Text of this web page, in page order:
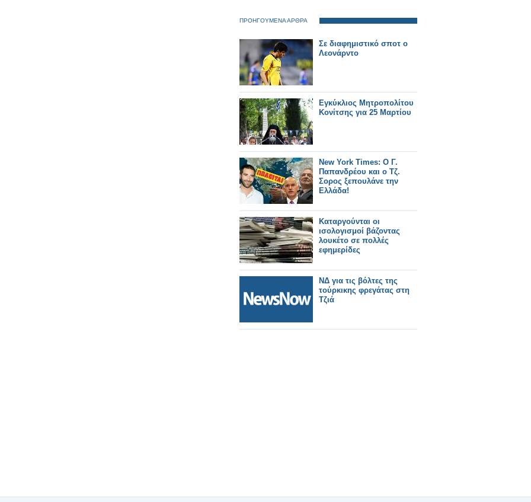
ΠΡΟΗΓΟΥΜΕΝΑ ΑΡΘΡΑ
Σε διαφημιστικό σποτ ο
Λεονάρντο
Εγκύκλιος Μητροπολίτου
Κονίτσης για 25 Μαρτίου
Νew York Times: O Γ.
Παπανδρέου και ο Τζ.
Σορος ξεπουλάνε την
Ελλάδα!
Καταργούνται οι
ισολογισμοί βάζοντας
λουκέτο σε πολλές
εφημερίδες
ΝΔ για τις βόλτες της
τούρκικης φρεγάτας στη
Τζιά